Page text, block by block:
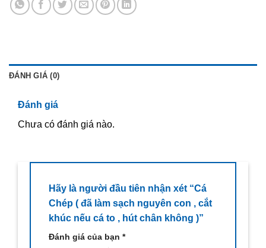
ĐÁNH GIÁ (0)
Đánh giá
Chưa có đánh giá nào.
Hãy là người đầu tiên nhận xét “Cá
Chép ( đã làm sạch nguyên con , cắt
khúc nếu cá to , hút chân không )”
Đánh giá của bạn *